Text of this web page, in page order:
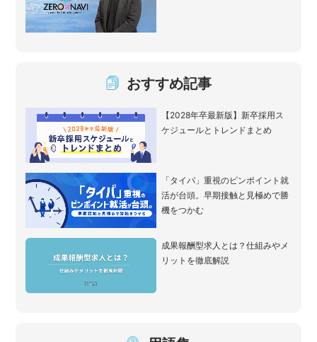
おすすめ記事
【2028年卒最新版】新卒採用ス
ケジュールとトレンドまとめ
「タイパ」重視のピンポイント就
活が台頭。早期接触と見極めで勝
機をつかむ
成果報酬型求人とは？仕組みやメ
リットを徹底解説